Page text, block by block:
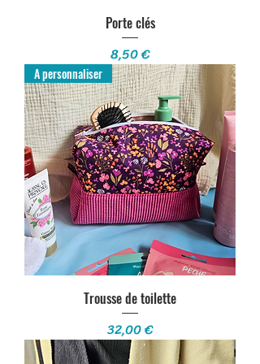
Porte clés
Prix
8,50 €
A personnaliser
Trousse de toilette
Prix
32,00 €